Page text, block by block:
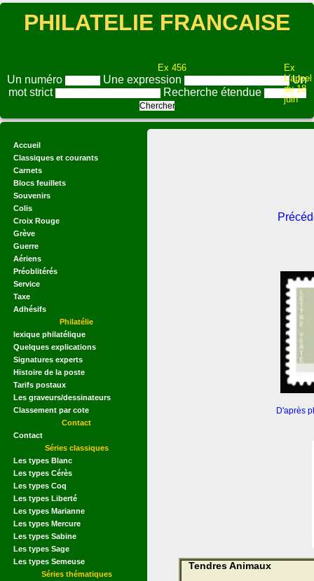
PHILATELIE FRANCAISE
Ex 456
Ex
L'appel
du 18
juin
Un numéro Une expression
Un
mot strict
Recherche étendue
Accueil
Classiques et courants
Carnets
Blocs feuillets
Souvenirs
Colis
Croix Rouge
Grève
Guerre
Aériens
Préoblitérés
Service
Taxe
Adhésifs
Philatélie
lexique philatélique
Quelques explications
Signatures experts
Histoire de la poste
Tarifs postaux
Les graveurs/dessinateurs
Classement par cote
Contact
Contact
Séries classiques
Les types Blanc
Les types Cérès
Les types Coq
Les types Liberté
Les types Marianne
Les types Mercure
Les types Sabine
Les types Sage
Les types Semeuse
Séries thématiques
D'après
Tendres Animaux